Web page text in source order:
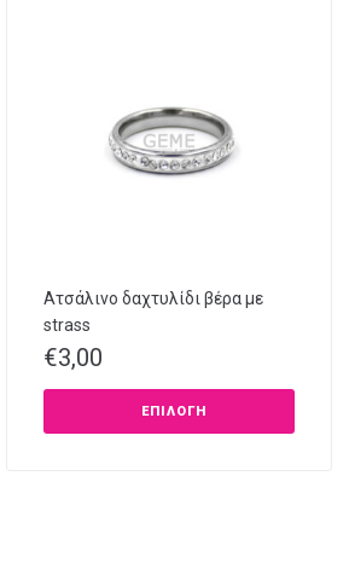
Ατσάλινο δαχτυλίδι βέρα με
strass
€3,00
ΕΠΙΛΟΓΉ